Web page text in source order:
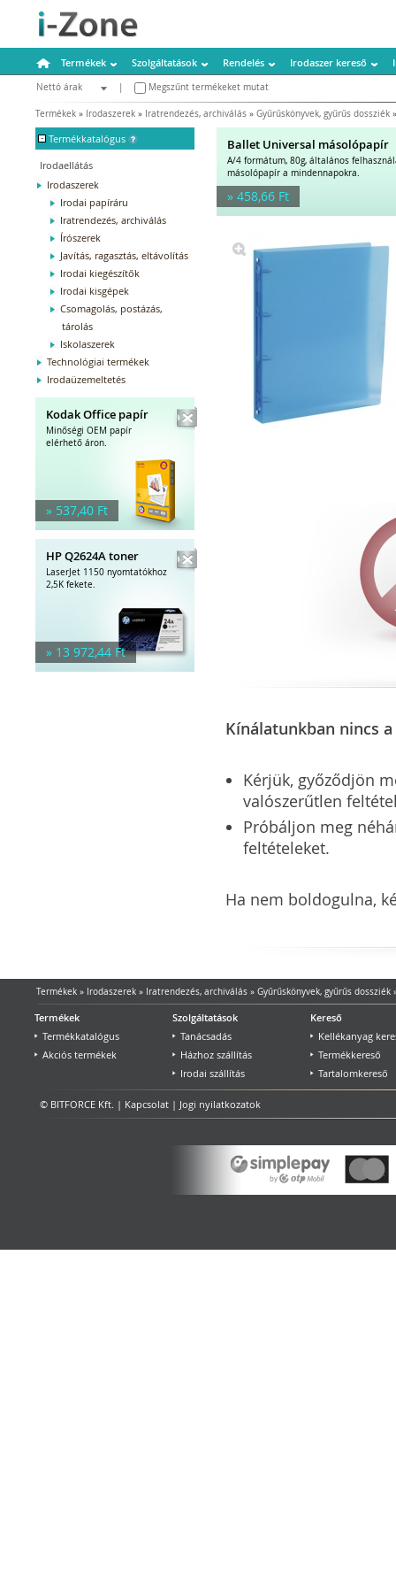
Termékek Szolgáltatások Rendelés Irodaszer kereső
Nettó árak
Megszűnt termékeket mutat
Termékek » Irodaszerek » Iratrendezés, archiválás » Gyűrűskönyvek, gyűrűs dossziék
- Termékkatalógus
Irodaellátás
Irodaszerek
Irodai papíráru
Iratrendezés, archiválás
Írószerek
Javítás, ragasztás, eltávolítás
Irodai kiegészítők
Irodai kisgépek
Csomagolás, postázás,
tárolás
Iskolaszerek
Technológiai termékek
Irodaüzemeltetés
Kodak Office papír
Minőségi OEM papír
elérhető áron.
» 537,40 Ft
HP Q2624A toner
LaserJet 1150 nyomtatókhoz
2,5K fekete.
» 13 972,44 Ft
Ballet Universal másolópapír
A/4 formátum, 80g, általános
másolópapír a mindennapokra.
» 458,66 Ft
Kínálatunkban nincs
Kérjük, győződjön
valószerűtlen
Próbáljon meg
feltételeket.
Ha nem boldogulna,
Termékek» Irodaszerek» Iratrendezés, archiválás» Gyűrűskönyvek, gyűrűs dossziék
Termékek
Termékkatalógus
Akciós termékek
Szolgáltatások
Tanácsadás
Házhoz szállítás
Irodai szállítás
Kereső
Kellékanyag
Termékkereső
Tartalomkereső
© BITFORCE Kft. | Kapcsolat | Jogi nyilatkozatok